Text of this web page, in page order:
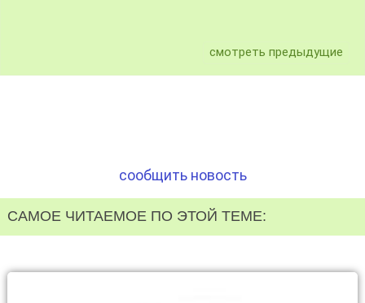
смотреть предыдущие
сообщить новость
САМОЕ ЧИТАЕМОЕ ПО ЭТОЙ ТЕМЕ: